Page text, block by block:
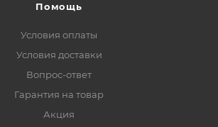
Помощь
Условия оплаты
Условия доставки
Вопрос-ответ
Гарантия на товар
Акция